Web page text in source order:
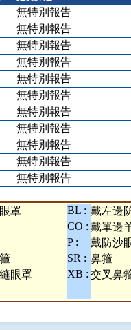
無特別報告
無特別報告
無特別報告
無特別報告
無特別報告
無特別報告
無特別報告
無特別報告
無特別報告
無特別報告
無特別報告
罩 BL : 戴左邊
CO : 戴單邊
P : 戴防沙
SR : 鼻箍
眼罩 XB : 交叉鼻